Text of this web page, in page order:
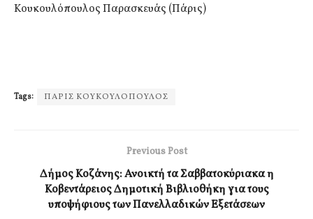
Κουκουλόπουλος Παρασκευάς (Πάρις)
Tags: ΠΑΡΙΣ ΚΟΥΚΟΥΛΟΠΟΥΛΟΣ
Previous Post
Δήμος Κοζάνης: Ανοικτή τα Σαββατοκύριακα η
Κοβεντάρειος Δημοτική Βιβλιοθήκη για τους
υποψήφιους των Πανελλαδικών Εξετάσεων